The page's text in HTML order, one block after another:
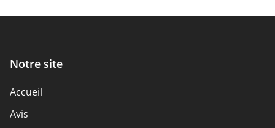
Notre site
Accueil
Avis